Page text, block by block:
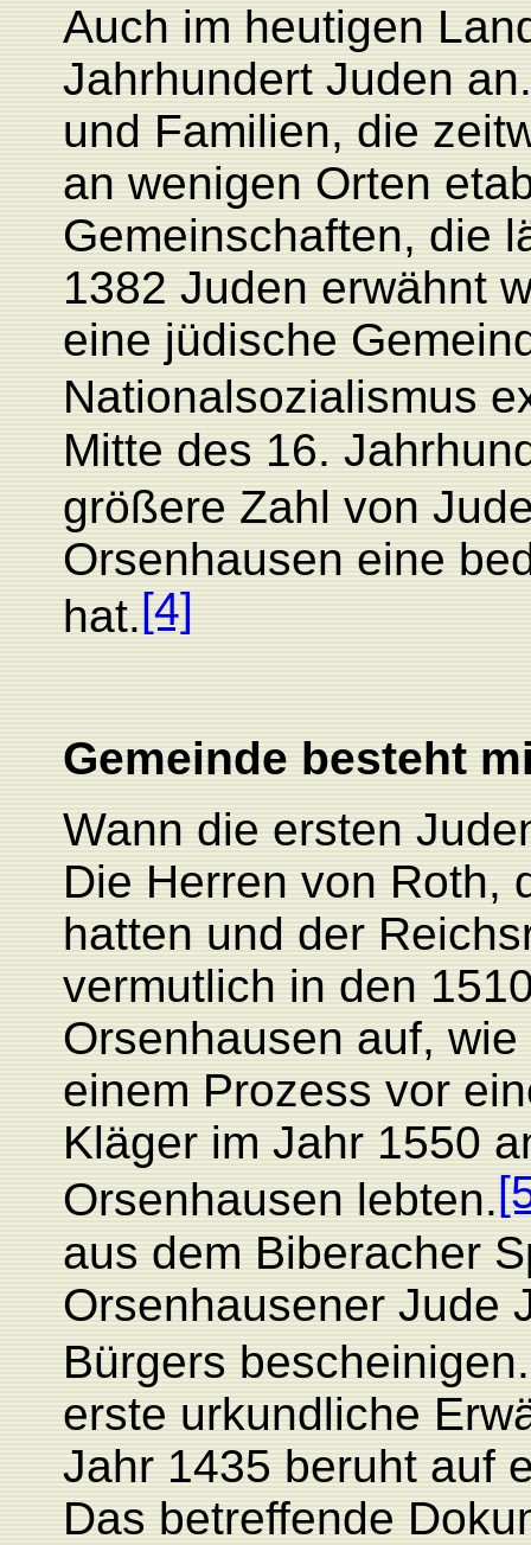
Auch im heutigen
Jahrhundert Juden
und Familien, die
an wenigen Orten
Gemeinschaften, die
1382 Juden erwähnt
eine jüdische
Nationalsozialismus
Mitte des 16.
größere Zahl von
Orsenhausen eine
hat.[4]
Gemeinde besteht
Wann die ersten
Die Herren von Roth,
hatten und der
vermutlich in den
Orsenhausen auf,
einem Prozess vor
Kläger im Jahr 1550
Orsenhausen lebten.
aus dem Biberacher
Orsenhausener Jude
Bürgers bescheinigen.
erste urkundliche
Jahr 1435 beruht auf
Das betreffende